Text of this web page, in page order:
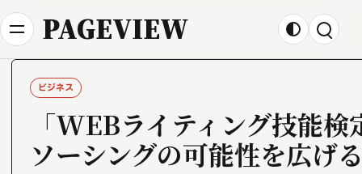
Skip to contentPAGEVIEW
ビジネス
「WEBライティング技能
ソーシングの可能性を広げ